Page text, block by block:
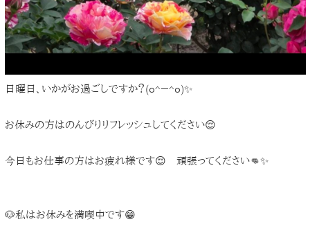
日曜日、いかがお過ごしですか？(o^－^o)✨
お休みの方はのんびりリフレッシュしてください😌
今日もお仕事の方はお疲れ様です😌 頑張ってください👊✨
🐶私はお休みを満喫中です😁